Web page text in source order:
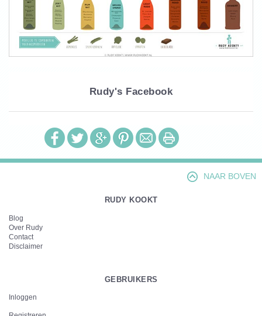
Rudy's Facebook
NAAR BOVEN
RUDY KOOKT
Blog
Over Rudy
Contact
Disclaimer
GEBRUIKERS
Inloggen